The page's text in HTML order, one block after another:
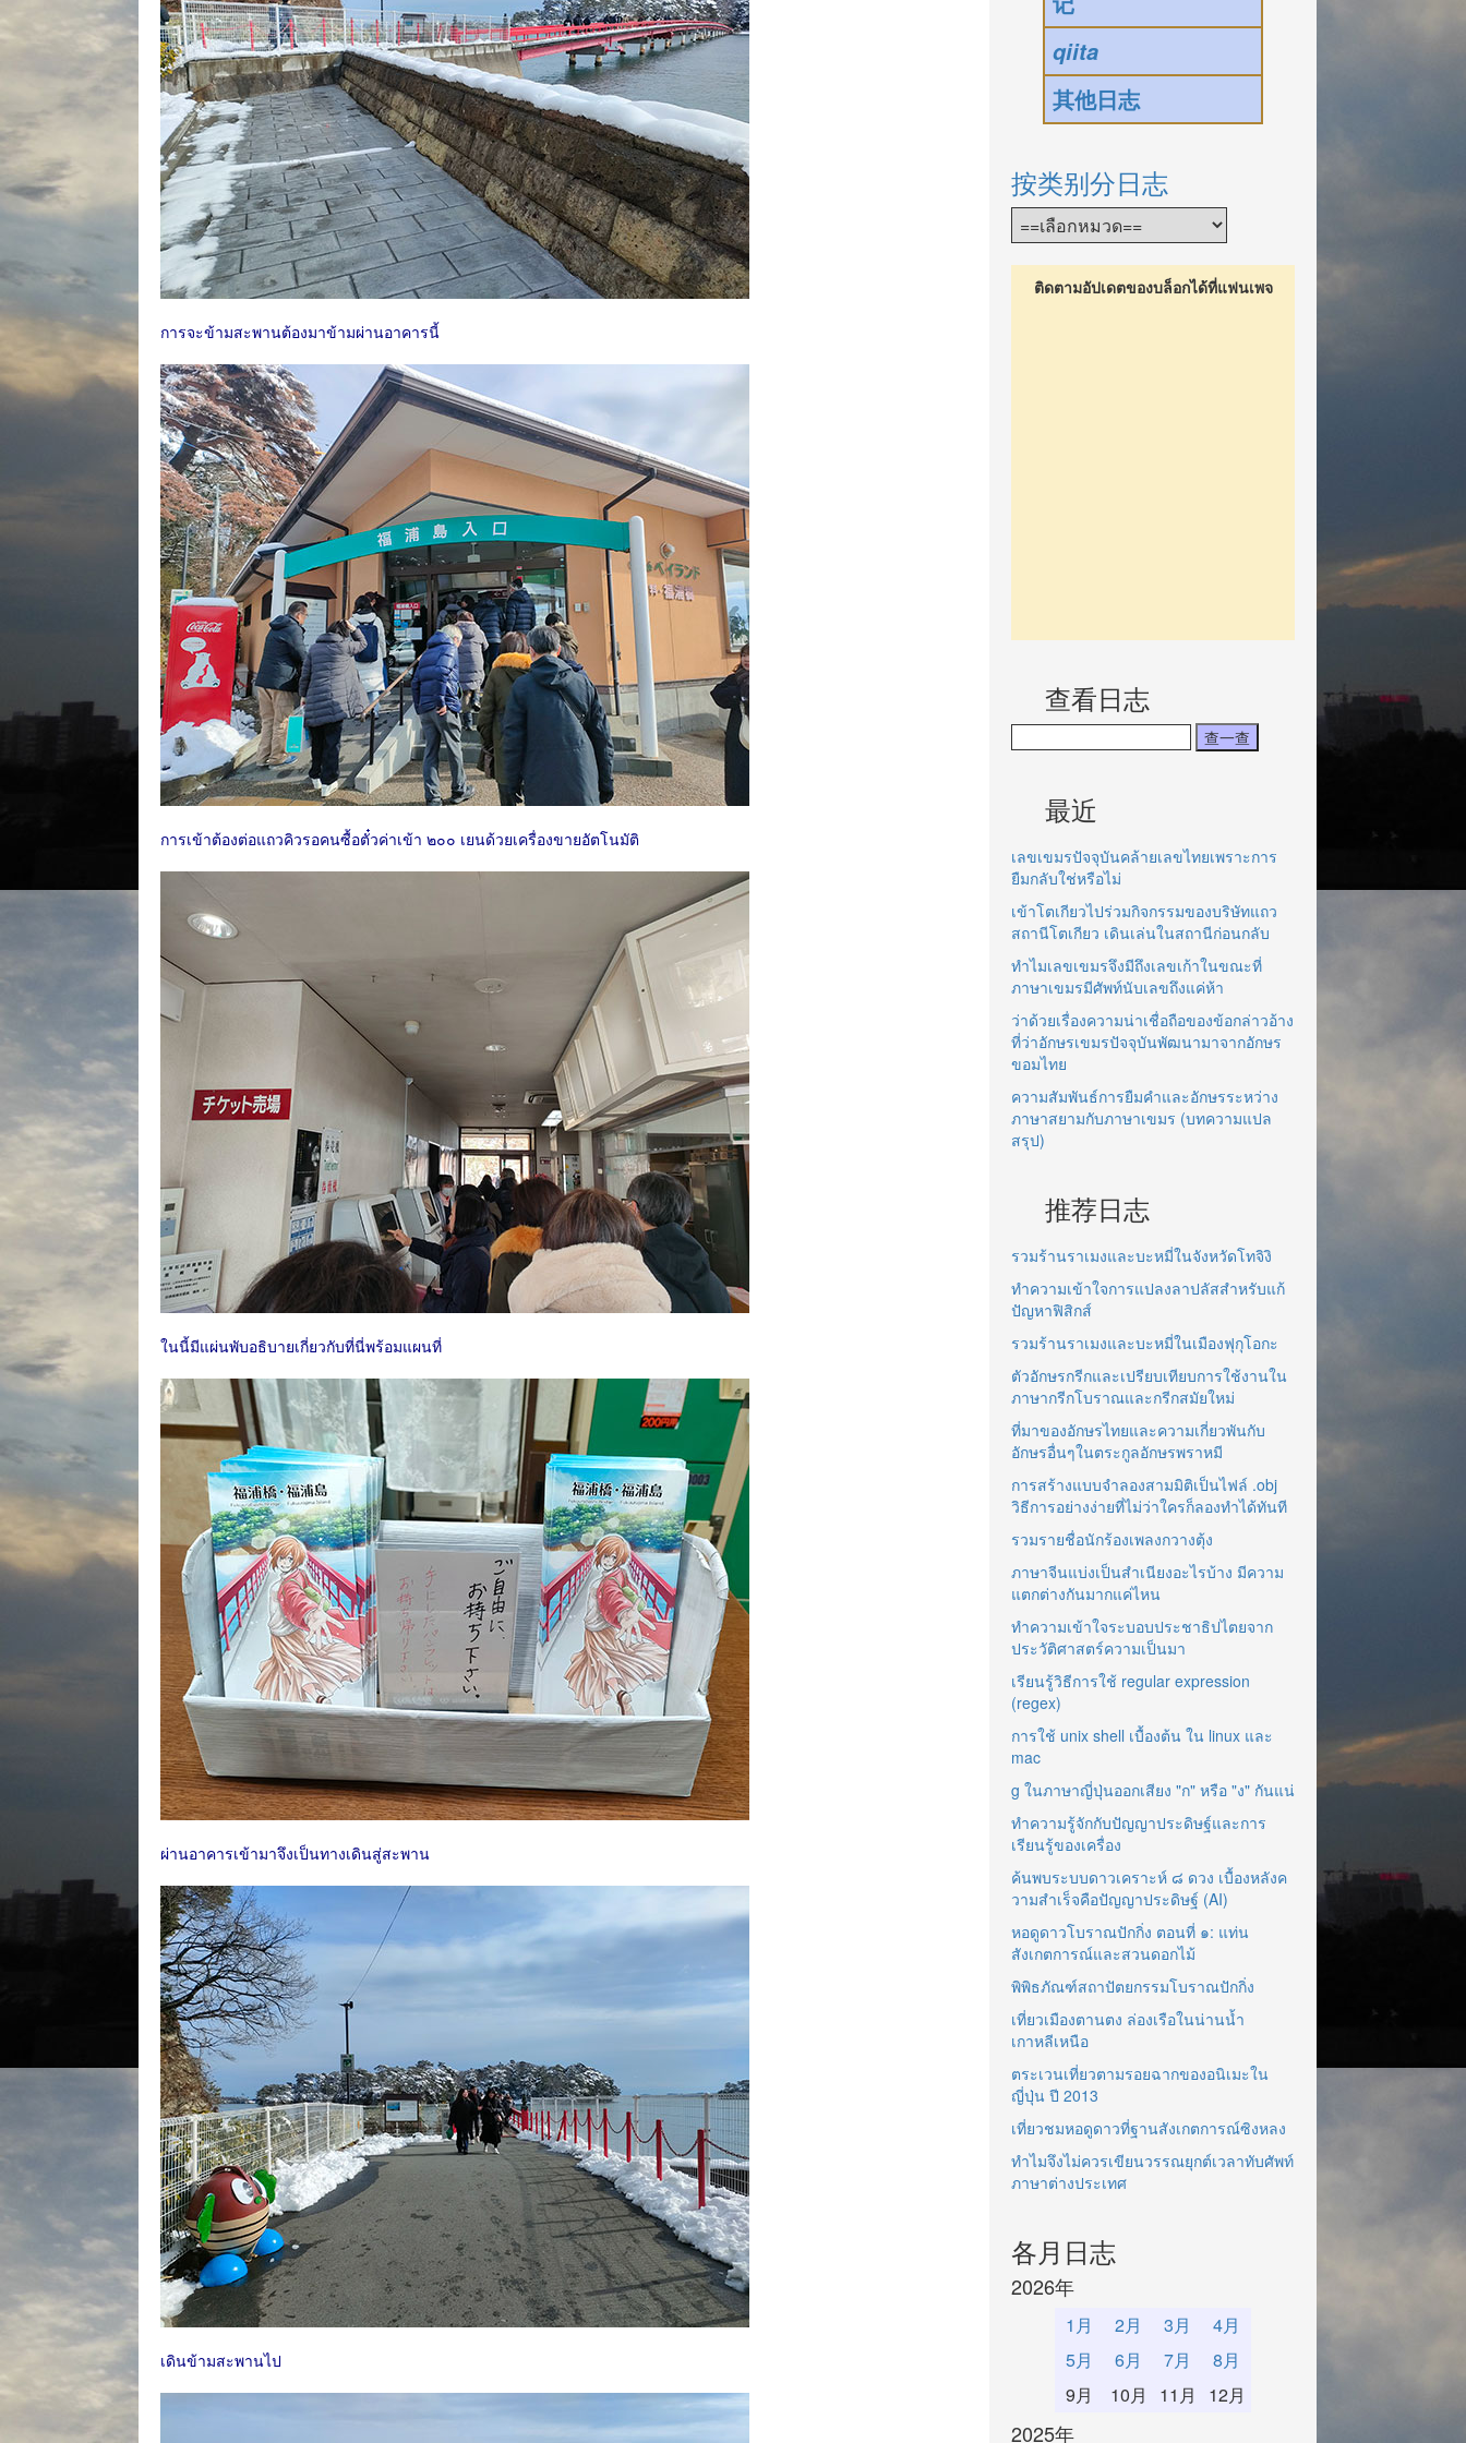
การจะข้ามสะพานต้องมาข้ามผ่านอาคารนี้
การเข้าต้องต่อแถวคิวรอคนซื้อตั๋วค่าเข้า ๒๐๐ เยนด้วยเครื่องขายอัตโนมัติ
ในนี้มีแผ่นพับอธิบายเกี่ยวกับที่นี่พร้อมแผนที่
ผ่านอาคารเข้ามาจึงเป็นทางเดินสู่สะพาน
เดินข้ามสะพานไป
qiita
其他日志
按类别分日志
ติดตามอัปเดตของบล็อกได้ที่แฟนเพจ
查看日志
最近
เลขเขมรปัจจุบันคล้ายเลขไทยเพราะการ
ยืมกลับใช่หรือไม่
เข้าโตเกียวไปร่วมกิจกรรมของบริษัทแถว
สถานีโตเกียว เดินเล่นในสถานีก่อนกลับ
ทำไมเลขเขมรจึงมีถึงเลขเก้าในขณะที่
ภาษาเขมรมีศัพท์นับเลขถึงแค่ห้า
ว่าด้วยเรื่องความน่าเชื่อถือของข้อกล่าวอ้าง
ที่ว่าอักษรเขมรปัจจุบันพัฒนามาจากอักษร
ขอมไทย
ความสัมพันธ์การยืมคำและอักษรระหว่าง
ภาษาสยามกับภาษาเขมร (บทความแปล
สรุป)
推荐日志
รวมร้านราเมงและบะหมี่ในจังหวัดโทจิงิ
ทำความเข้าใจการแปลงลาปลัสสำหรับแก้
ปัญหาฟิสิกส์
รวมร้านราเมงและบะหมี่ในเมืองฟุกุโอกะ
ตัวอักษรกรีกและเปรียบเทียบการใช้งานใน
ภาษากรีกโบราณและกรีกสมัยใหม่
ที่มาของอักษรไทยและความเกี่ยวพันกับ
อักษรอื่นๆในตระกูลอักษรพราหมี
การสร้างแบบจำลองสามมิติเป็นไฟล์ .obj
วิธีการอย่างง่ายที่ไม่ว่าใครก็ลองทำได้ทันที
รวมรายชื่อนักร้องเพลงกวางตุ้ง
ภาษาจีนแบ่งเป็นสำเนียงอะไรบ้าง มีความ
แตกต่างกันมากแค่ไหน
ทำความเข้าใจระบอบประชาธิปไตยจาก
ประวัติศาสตร์ความเป็นมา
เรียนรู้วิธีการใช้ regular expression
(regex)
การใช้ unix shell เบื้องต้น ใน linux และ
mac
g ในภาษาญี่ปุ่นออกเสียง "ก" หรือ "ง" กันแน่
ทำความรู้จักกับปัญญาประดิษฐ์และการ
เรียนรู้ของเครื่อง
ค้นพบระบบดาวเคราะห์ ๘ ดวง เบื้องหลังค
วามสำเร็จคือปัญญาประดิษฐ์ (AI)
หอดูดาวโบราณปักกิ่ง ตอนที่ ๑: แท่น
สังเกตการณ์และสวนดอกไม้
พิพิธภัณฑ์สถาปัตยกรรมโบราณปักกิ่ง
เที่ยวเมืองตานตง ล่องเรือในน่านน้ำ
เกาหลีเหนือ
ตระเวนเที่ยวตามรอยฉากของอนิเมะใน
ญี่ปุ่น ปี 2013
เที่ยวชมหอดูดาวที่ฐานสังเกตการณ์ซิงหลง
ทำไมจึงไม่ควรเขียนวรรณยุกต์เวลาทับศัพท์
ภาษาต่างประเทศ
各月日志
2026年
1月 2月 3月
4月
5月
6月 7月
8月
9月
10月 11月 12月
2025年